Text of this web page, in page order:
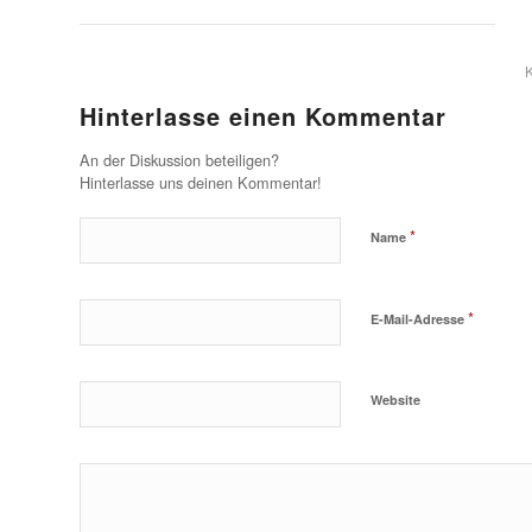
Hinterlasse einen Kommentar
An der Diskussion beteiligen?
Hinterlasse uns deinen Kommentar!
Name *
E-Mail-Adresse *
Website